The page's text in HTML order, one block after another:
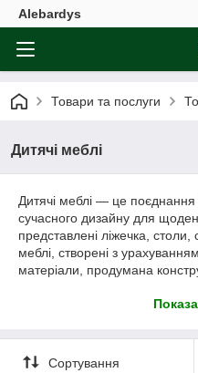
Alebardys
Товари та послуги
Дитячі меблі
Дитячі меблі — це
сучасного дизайну для
представлені ліжечка, столи,
меблі, створені з урахуванням
матеріали, продумана
функціональний простір для
Сортування